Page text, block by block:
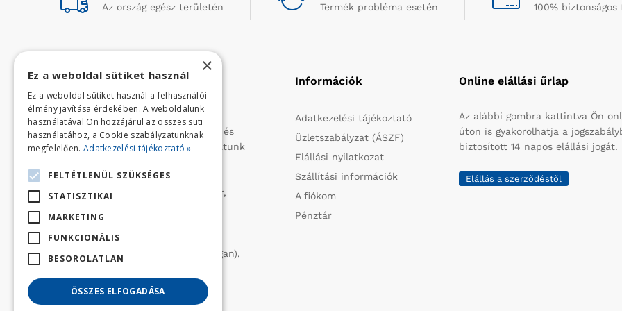
Az ország egész területén Termék probléma esetén 100% biztonságos
Rólunk
Profilunk a mezőgazdasági, kerti
kisgépek és egyéb iparcikkek kis- és
nagykereskedelme. 1991 óta folytatunk
Olaszországból származó
vízszivattyúkat (DAB, Tesla, Leader,
robbanómotoros fűnyírókat kerti
traktorokat (MTD, Husqvarna),
permetezőket (CIFARELLI, Dal Degan),
(LAMINOX) szállítunk be.
Információk
Adatkezelési tájékoztató
Üzletszabályzat (ÁSZF)
Elállási nyilatkozat
Szállítási információk
A fiókom
Pénztár
Online elállási űrlap
Az alábbi gombra kattintva Ön
úton is gyakorolhatja a
biztosított 14 napos elállási jogát.
Elállás a szerződéstől
×
Ez a weboldal sütiket használ
Ez a weboldal sütiket használ a felhasználói
élmény javítása érdekében. A weboldalunk
használatával Ön hozzájárul az összes süti
használatához, a Cookie szabályzatunknak
megfelelően. Adatkezelési tájékoztató »
FELTÉTLENÜL SZÜKSÉGES
STATISZTIKAI
MARKETING
FUNKCIONÁLIS
BESOROLATLAN
ÖSSZES ELFOGADÁSA